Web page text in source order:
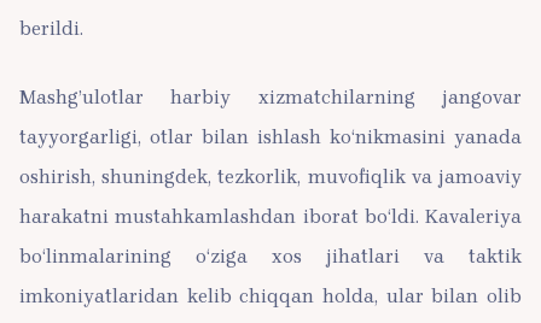
berildi.
Mashg’ulotlar harbiy xizmatchilarning jangovar
tayyorgarligi, otlar bilan ishlash ko‘nikmasini yanada
oshirish, shuningdek, tezkorlik, muvofiqlik va jamoaviy
harakatni mustahkamlashdan iborat bo‘ldi. Kavaleriya
bo‘linmalarining o‘ziga xos jihatlari va taktik
imkoniyatlaridan kelib chiqqan holda, ular bilan olib